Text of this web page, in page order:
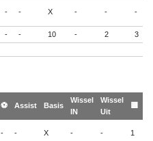
- - X - - -
- - 10 - 2 3
⚽ Assist Basis
Wissel
IN
Wissel
Uit
🟨
- - X - - 1